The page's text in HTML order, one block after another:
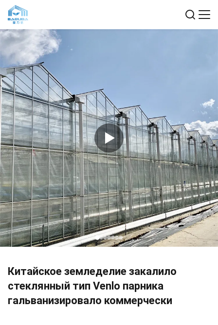
Китайское земледелие закалило
стеклянный тип Venlo парника
гальванизировало коммерчески